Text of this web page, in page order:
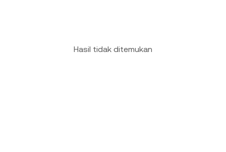
Hasil tidak ditemukan